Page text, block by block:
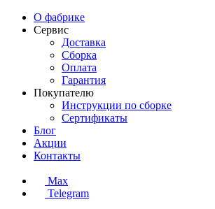
О фабрике
Сервис
Доставка
Сборка
Оплата
Гарантия
Покупателю
Инструкции по сборке
Сертификаты
Блог
Акции
Контакты
Max
Telegram